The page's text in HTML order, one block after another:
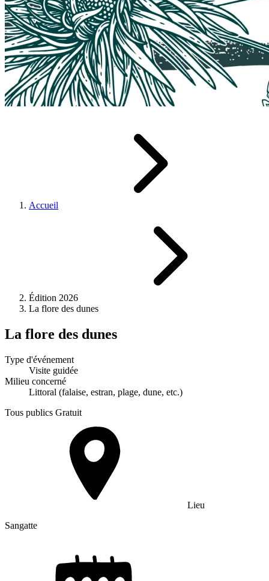
Accueil
Édition 2026
La flore des dunes
La flore des dunes
Type d'événement
Visite guidée
Milieu concerné
Littoral (falaise, estran, plage, dune, etc.)
Tous publics Gratuit
Lieu
Sangatte